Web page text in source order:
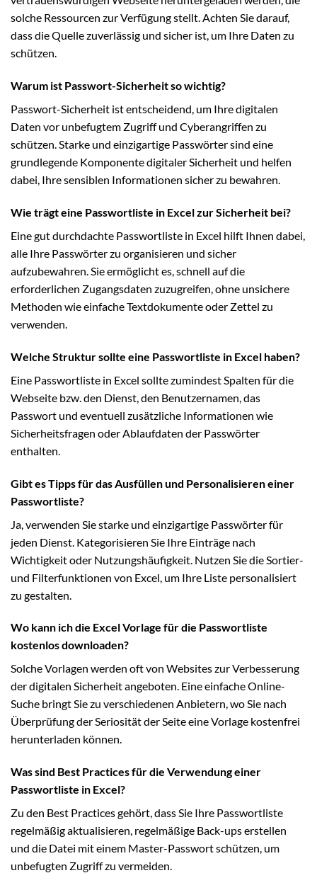
solche Ressourcen zur Verfügung stellt. Achten Sie darauf,
dass die Quelle zuverlässig und sicher ist, um Ihre Daten zu
schützen.
Warum ist Passwort-Sicherheit so wichtig?
Passwort-Sicherheit ist entscheidend, um Ihre digitalen
Daten vor unbefugtem Zugriff und Cyberangriffen zu
schützen. Starke und einzigartige Passwörter sind eine
grundlegende Komponente digitaler Sicherheit und helfen
dabei, Ihre sensiblen Informationen sicher zu bewahren.
Wie trägt eine Passwortliste in Excel zur Sicherheit bei?
Eine gut durchdachte Passwortliste in Excel hilft Ihnen dabei,
alle Ihre Passwörter zu organisieren und sicher
aufzubewahren. Sie ermöglicht es, schnell auf die
erforderlichen Zugangsdaten zuzugreifen, ohne unsichere
Methoden wie einfache Textdokumente oder Zettel zu
verwenden.
Welche Struktur sollte eine Passwortliste in Excel haben?
Eine Passwortliste in Excel sollte zumindest Spalten für die
Webseite bzw. den Dienst, den Benutzernamen, das
Passwort und eventuell zusätzliche Informationen wie
Sicherheitsfragen oder Ablaufdaten der Passwörter
enthalten.
Gibt es Tipps für das Ausfüllen und Personalisieren einer
Passwortliste?
Ja, verwenden Sie starke und einzigartige Passwörter für
jeden Dienst. Kategorisieren Sie Ihre Einträge nach
Wichtigkeit oder Nutzungshäufigkeit. Nutzen Sie die Sortier-
und Filterfunktionen von Excel, um Ihre Liste personalisiert
zu gestalten.
Wo kann ich die Excel Vorlage für die Passwortliste
kostenlos downloaden?
Solche Vorlagen werden oft von Websites zur Verbesserung
der digitalen Sicherheit angeboten. Eine einfache Online-
Suche bringt Sie zu verschiedenen Anbietern, wo Sie nach
Überprüfung der Seriosität der Seite eine Vorlage kostenfrei
herunterladen können.
Was sind Best Practices für die Verwendung einer
Passwortliste in Excel?
Zu den Best Practices gehört, dass Sie Ihre Passwortliste
regelmäßig aktualisieren, regelmäßige Back-ups erstellen
und die Datei mit einem Master-Passwort schützen, um
unbefugten Zugriff zu vermeiden.